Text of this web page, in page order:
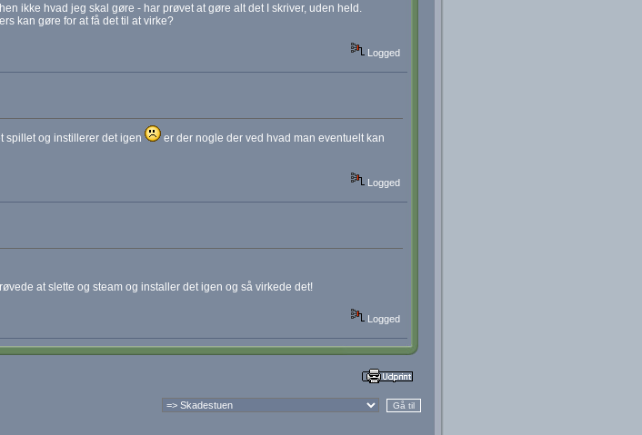
ikke hvad jeg skal gøre - har prøvet at gøre alt det I skriver, uden held.
kan gøre for at få det til at virke?
Logged
spillet og instillerer det igen
er der nogle der ved hvad man eventuelt kan
Logged
at slette og steam og installer det igen og så virkede det!
Logged